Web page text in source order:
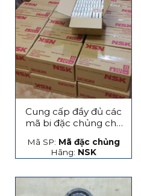
Cung cấp đầy đủ các
mã bi đặc chủng cho
Mã SP: Mã đặc chủng
Hãng: NSK